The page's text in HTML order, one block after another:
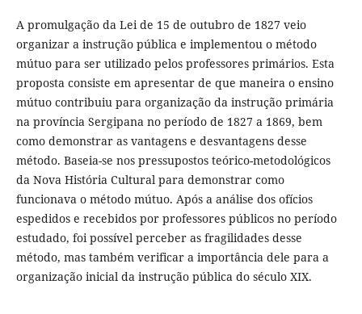
A promulgação da Lei de 15 de outubro de 1827 veio
organizar a instrução pública e implementou o método
mútuo para ser utilizado pelos professores primários. Esta
proposta consiste em apresentar de que maneira o ensino
mútuo contribuiu para organização da instrução primária
na província Sergipana no período de 1827 a 1869, bem
como demonstrar as vantagens e desvantagens desse
método. Baseia-se nos pressupostos teórico-metodológicos
da Nova História Cultural para demonstrar como
funcionava o método mútuo. Após a análise dos ofícios
espedidos e recebidos por professores públicos no período
estudado, foi possível perceber as fragilidades desse
método, mas também verificar a importância dele para a
organização inicial da instrução pública do século XIX.